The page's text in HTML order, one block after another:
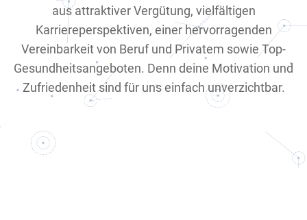
aus attraktiver Vergütung, vielfältigen
Karriereperspektiven, einer hervorragenden
Vereinbarkeit von Beruf und Privatem sowie Top-
Gesundheitsangeboten. Denn deine Motivation und
Zufriedenheit sind für uns einfach unverzichtbar.